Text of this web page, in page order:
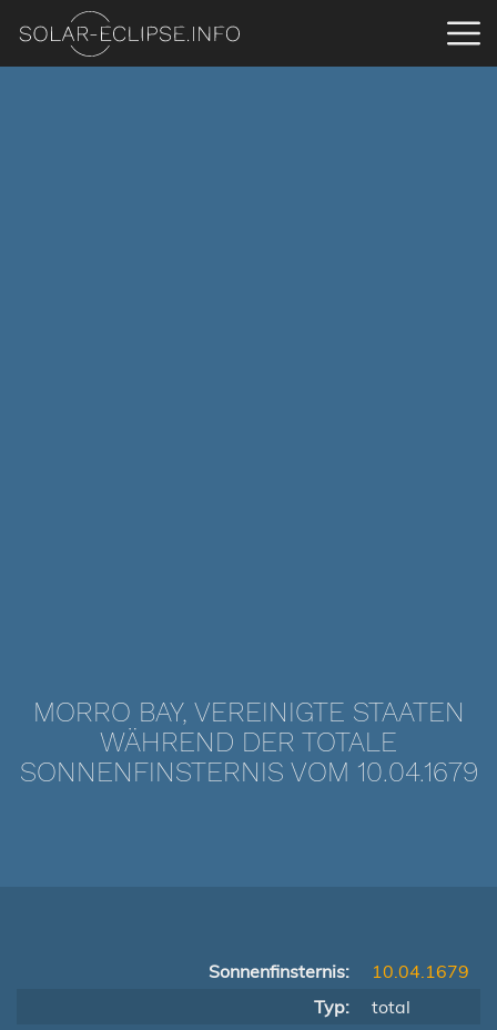
MORRO BAY, VEREINIGTE STAATEN
WÄHREND DER TOTALE
SONNENFINSTERNIS VOM 10.04.1679
Sonnenfinsternis:
10.04.1679
Typ:
total